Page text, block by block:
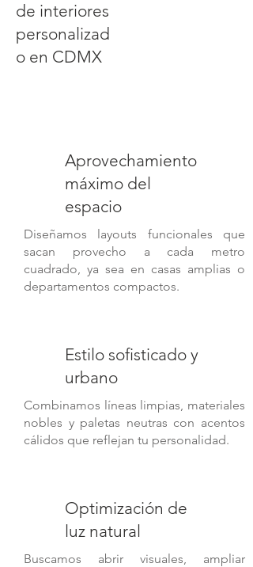
de interiores
personalizad
o en CDMX
Aprovechamiento
máximo del
espacio
Diseñamos layouts funcionales que
sacan provecho a cada metro
cuadrado, ya sea en casas amplias o
departamentos compactos.
Estilo sofisticado y
urbano
Combinamos líneas limpias, materiales
nobles y paletas neutras con acentos
cálidos que reflejan tu personalidad.
Optimización de
luz natural
Buscamos abrir visuales, ampliar